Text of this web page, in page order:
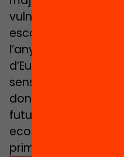
vulnerables. La taxa
escolar a Catalunya
l’any 2022, una de
d’Europa, i si bé
sensiblement en
donen les
futura escalada en
econòmica, com va
primera dècada dels